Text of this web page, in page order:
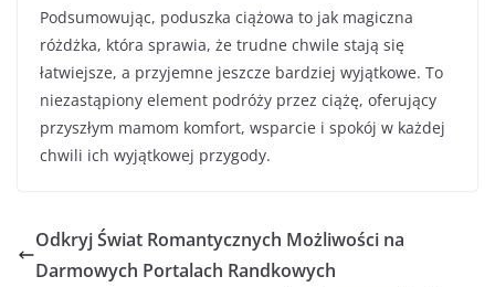
Podsumowując, poduszka ciążowa to jak magiczna
różdżka, która sprawia, że trudne chwile stają się
łatwiejsze, a przyjemne jeszcze bardziej wyjątkowe. To
niezastąpiony element podróży przez ciążę, oferujący
przyszłym mamom komfort, wsparcie i spokój w każdej
chwili ich wyjątkowej przygody.
Odkryj Świat Romantycznych Możliwości na
Darmowych Portalach Randkowych